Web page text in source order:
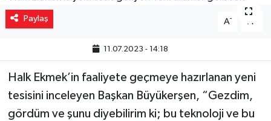
Paylaş A- A
11.07.2023 - 14:18
Halk Ekmek’in faaliyete geçmeye hazırlanan yeni
tesisini inceleyen Başkan Büyükerşen, “Gezdim,
gördüm ve şunu diyebilirim ki; bu teknoloji ve bu
Yaşam